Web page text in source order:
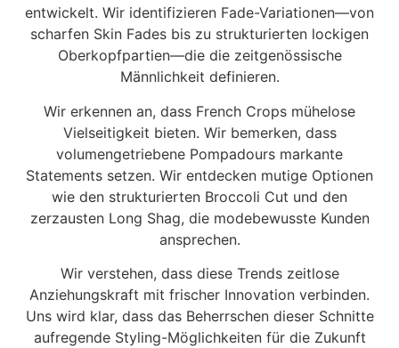
entwickelt. Wir identifizieren Fade-Variationen—von
scharfen Skin Fades bis zu strukturierten lockigen
Oberkopfpartien—die die zeitgenössische
Männlichkeit definieren.
Wir erkennen an, dass French Crops mühelose
Vielseitigkeit bieten. Wir bemerken, dass
volumengetriebene Pompadours markante
Statements setzen. Wir entdecken mutige Optionen
wie den strukturierten Broccoli Cut und den
zerzausten Long Shag, die modebewusste Kunden
ansprechen.
Wir verstehen, dass diese Trends zeitlose
Anziehungskraft mit frischer Innovation verbinden.
Uns wird klar, dass das Beherrschen dieser Schnitte
aufregende Styling-Möglichkeiten für die Zukunft